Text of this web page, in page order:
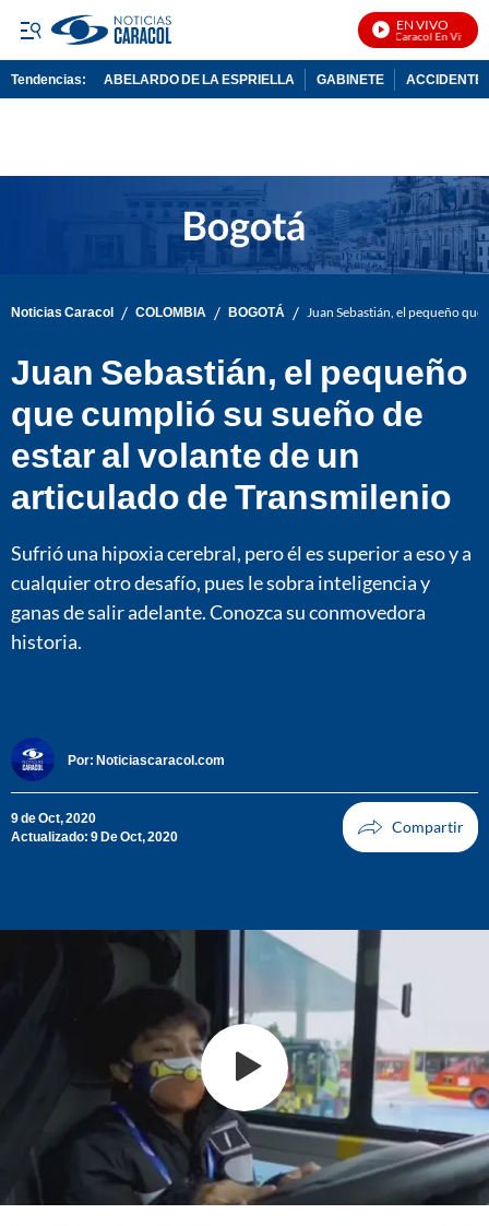
EN VIVO
Noticias Caracol En Vivo
Tendencias: ABELARDO DE LA ESPRIELLA GABINETE ACCIDENTE
Noticias Caracol / COLOMBIA / BOGOTÁ / Juan Sebastián, el pequeño
Juan Sebastián, el pequeño
que cumplió su sueño de
estar al volante de un
articulado de Transmilenio
Sufrió una hipoxia cerebral, pero él es superior a eso y a
cualquier otro desafío, pues le sobra inteligencia y
ganas de salir adelante. Conozca su conmovedora
historia.
Por: Noticiascaracol.com
9 de Oct, 2020
Actualizado: 9 De Oct, 2020